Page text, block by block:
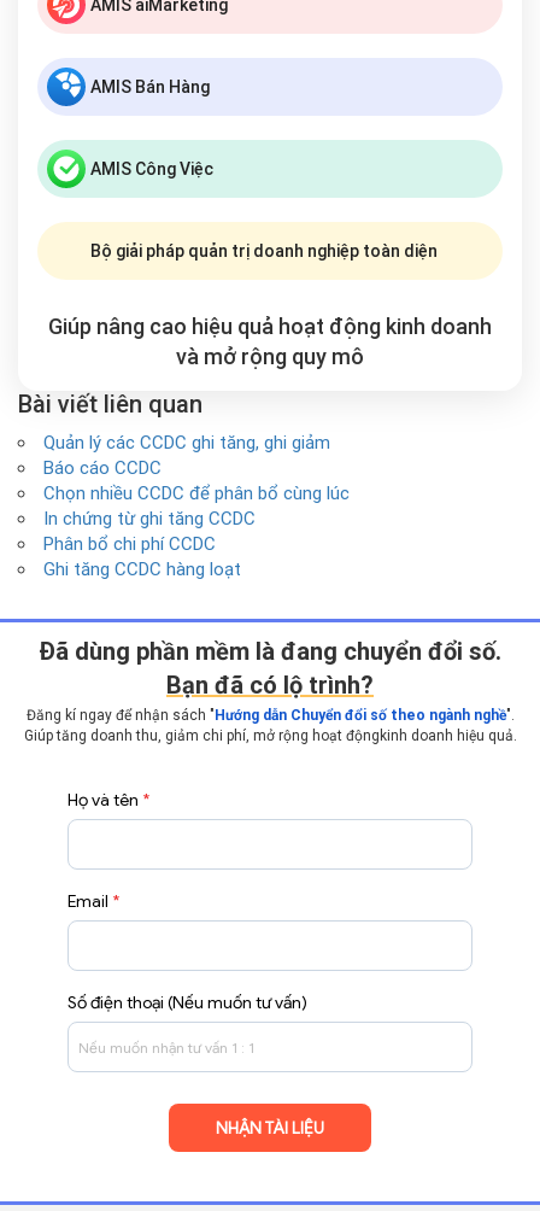
AMIS aiMarketing
AMIS Bán Hàng
AMIS Công Việc
Bộ giải pháp quản trị doanh nghiệp toàn diện
Giúp nâng cao hiệu quả hoạt động kinh doanh
và mở rộng quy mô
Bài viết liên quan
Quản lý các CCDC ghi tăng, ghi giảm
Báo cáo CCDC
Chọn nhiều CCDC để phân bổ cùng lúc
In chứng từ ghi tăng CCDC
Phân bổ chi phí CCDC
Ghi tăng CCDC hàng loạt
Ðã dùng phần mềm là đang chuyển đổi số.
Bạn đã có lộ trình?
Đăng kí ngay để nhận sách " Hướng dẫn Chuyển đổi số theo ngành nghề".
Giúp tăng doanh thu, giảm chi phí, mở rộng hoạt động kinh doanh hiệu quả.
Họ và tên *
Email *
Số điện thoại (Nếu muốn tư vấn)